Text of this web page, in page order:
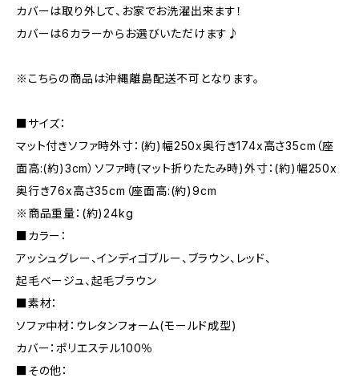
カバーは取り外して、お家でお洗濯出来ます！
カバーは6カラーからお選びいただけます♪
※こちらの商品は沖縄離島配送不可となります。
■サイズ：
マット付きソファ時外寸：(約)幅250x奥行き174x高さ35cm（座
面高:(約)3cm）ソファ時(マット折りたたみ時)外寸：(約)幅250x
奥行き76x高さ35cm（座面高:(約)9cm
※商品重量：(約)24kg
■カラー：
アッシュグレー、インディゴブルー、ブラウン、レッド、
起毛ベージュ、起毛ブラウン
■素材：
ソファ中材：ウレタンフォーム(モールド成型)
カバー：ポリエステル100％
■その他：